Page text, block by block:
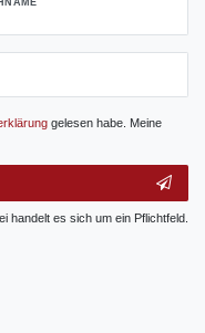
gelesen habe. Meine
handelt es sich um ein Pflichtfeld.